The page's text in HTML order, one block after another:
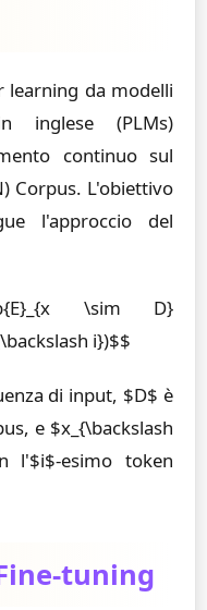
learning da modelli
inglese (PLMs)
continuo sul
Corpus. L'obiettivo
l'approccio del
\sim D}
i})$$
di input, $D$ è
e $x_{\backslash
l'$i$-esimo token
tuning